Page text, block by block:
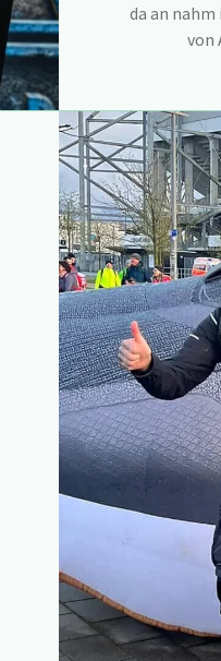
da an
von